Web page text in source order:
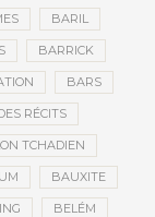
BARIL
BARRICK
BARS
RÉCITS
TCHADIEN
BAUXITE
BELÉM